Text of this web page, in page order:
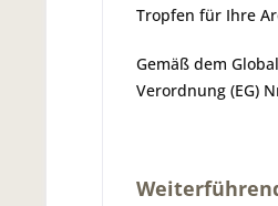
Tropfen für Ihre
Gemäß dem
Verordnung (EG)